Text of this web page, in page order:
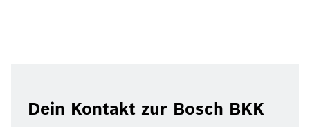
Dein Kontakt zur Bosch BKK